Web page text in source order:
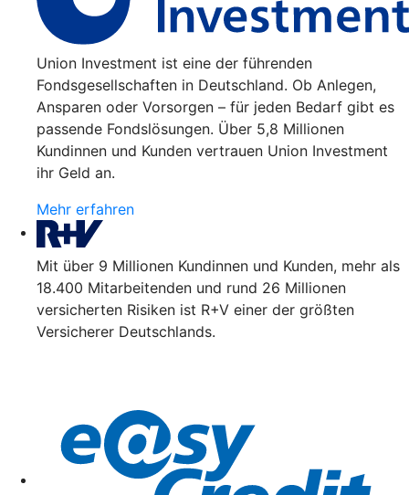
Union Investment ist eine der führenden
Fondsgesellschaften in Deutschland. Ob Anlegen,
Ansparen oder Vorsorgen – für jeden Bedarf gibt es
passende Fondslösungen. Über 5,8 Millionen
Kundinnen und Kunden vertrauen Union Investment
ihr Geld an.
Mehr erfahren
Mit über 9 Millionen Kundinnen und Kunden, mehr als
18.400 Mitarbeitenden und rund 26 Millionen
versicherten Risiken ist R+V einer der größten
Versicherer Deutschlands.